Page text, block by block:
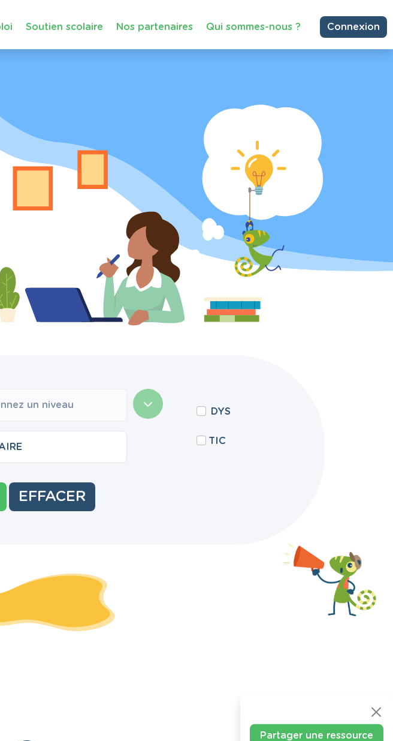
Soutien scolaire Nos partenaires Qui sommes-nous ? Connexion
un niveau
DYS
TIC
EFFACER
Partager une ressource